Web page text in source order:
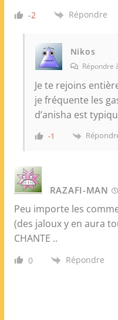
-2 Répondre
Nikos
Répondre
Je te rejoins
je fréquente les
d’anisha est
-1
RAZAFI-MAN
Peu importe les
(des jaloux y en aura
CHANTE ..
0 Répondre